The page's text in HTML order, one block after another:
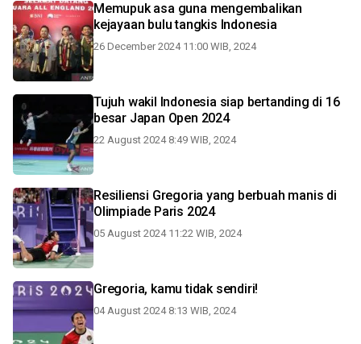
Memupuk asa guna mengembalikan
kejayaan bulu tangkis Indonesia
26 December 2024 11:00 WIB, 2024
Tujuh wakil Indonesia siap bertanding di 16
besar Japan Open 2024
22 August 2024 8:49 WIB, 2024
Resiliensi Gregoria yang berbuah manis di
Olimpiade Paris 2024
05 August 2024 11:22 WIB, 2024
Gregoria, kamu tidak sendiri!
04 August 2024 8:13 WIB, 2024